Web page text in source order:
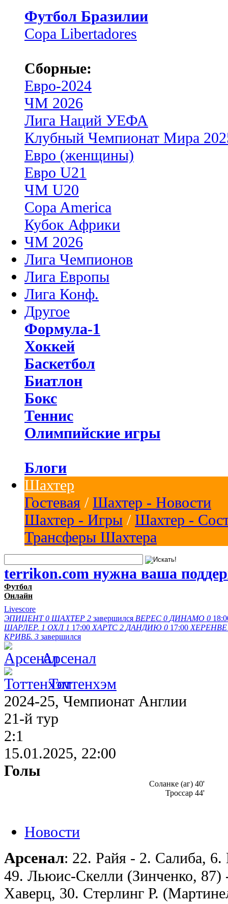
Футбол Бразилии
Copa Libertadores
Сборные:
Евро-2024
ЧМ 2026
Лига Наций УЕФА
Клубный Чемпионат Мира
Евро (женщины)
Евро U21
ЧМ U20
Copa America
Кубок Африки
ЧМ 2026
Лига Чемпионов
Лига Европы
Лига Конф.
Другое
Формула-1
Хоккей
Баскетбол
Биатлон
Бокс
Теннис
Олимпийские игры
Блоги
Шахтер
Гостевая / Шахтер - Новости
Шахтер - Игры / Шахтер -
Трансферы Шахтера
terrikon.com нужна ваша
Футбол
Онлайн
Livescore
ЭПИЦЕНТ 0 ШАХТЕР 2 завершился ВЕРЕС 0 ДИНАМО 0
ШАРЛЕР. 1 ОХЛ 1 17:00 ХАРТС 2 ДАНДИЮ 0 17:00 ХЕРЕНВЕ
КРИВБ. 3 завершился
Арсенал
Тоттенхэм
2024-25, Чемпионат Англии
21-й тур
2:1
15.01.2025, 22:00
Голы
Соланке (аг) 40'
Троссар 44'
Новости
Арсенал: 22. Райя - 2. Салиба,
49. Льюис-Скелли (Зинченко, 87)
Хаверц, 30. Стерлинг Р.